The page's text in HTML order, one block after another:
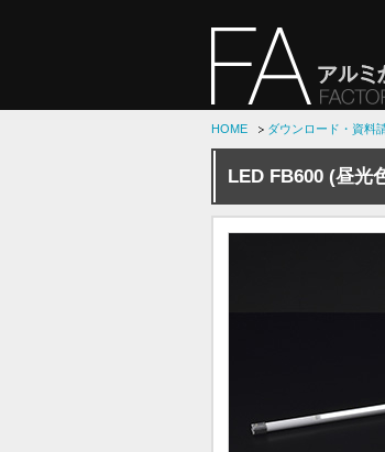
HOME ダウンロード・資料
LED FB600 (昼光